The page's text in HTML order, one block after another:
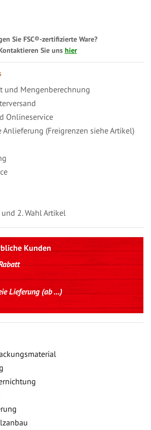
Sie FSC®-zertifizierte Ware?
Sie uns hier
und Mengenberechnung
Onlineservice
Anlieferung (Freigrenzen siehe Artikel)
2. Wahl Artikel
Kunden
Lieferung (ab ...)